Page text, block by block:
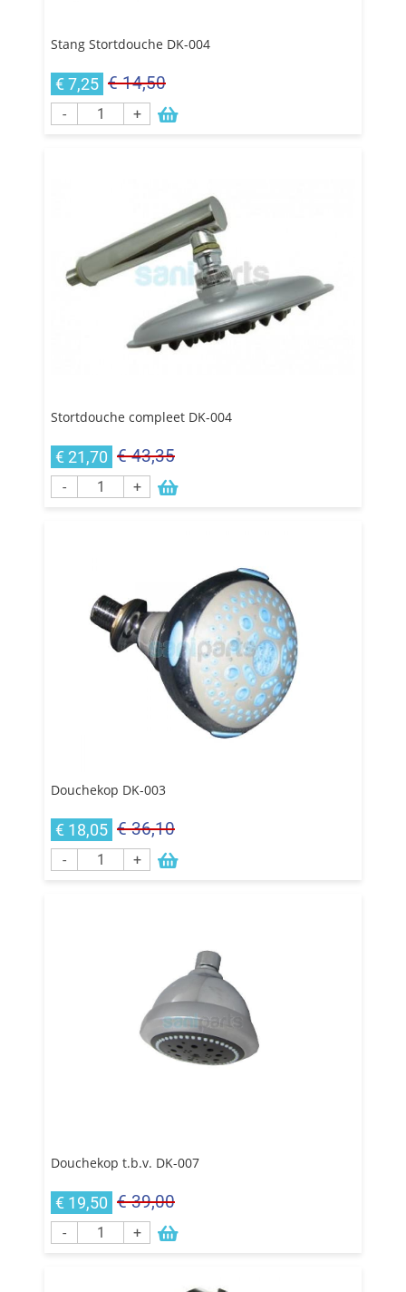
Stang Stortdouche DK-004
€ 7,25 € 14,50
- +
Stortdouche compleet DK-004
€ 21,70 € 43,35
- +
Douchekop DK-003
€ 18,05 € 36,10
- +
Douchekop t.b.v. DK-007
€ 19,50 € 39,00
- +